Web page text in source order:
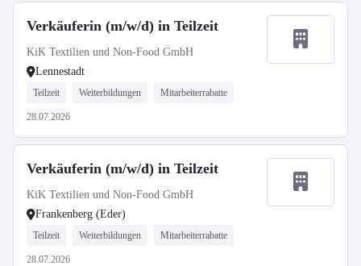
Verkäuferin (m/w/d) in Teilzeit
KiK Textilien und Non-Food GmbH
Lennestadt
Teilzeit Weiterbildungen Mitarbeiterrabatte
28.07.2026
Verkäuferin (m/w/d) in Teilzeit
KiK Textilien und Non-Food GmbH
Frankenberg (Eder)
Teilzeit Weiterbildungen Mitarbeiterrabatte
28.07.2026